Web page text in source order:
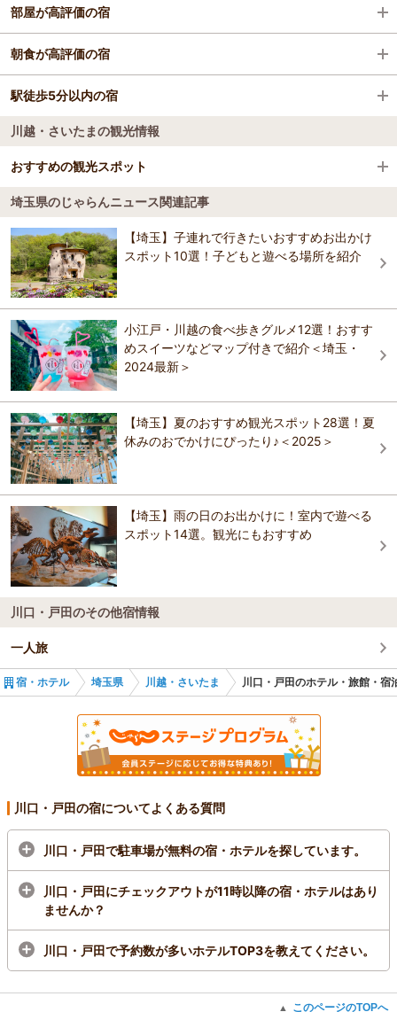
朝霞駅
戸田公園駅
北朝霞駅
南鳩ケ谷駅
川口元郷駅
蔵造りの町並み
時の鐘
大宮公園
羊山公園の芝桜
さいたま市大宮盆栽美術館
部屋が高評価の宿
パレスホテル大宮
レフ大宮 by ベッセルホテルズ【大浴場・サウナ完
備】
イージーステイ大宮
掬水亭（プリンスホテルズ＆リゾーツ）
ホテルニュー埼玉
ロイヤルパインズホテル浦和
ホテルアークワン 大宮・中浦和駅前（旧 プラザホ
テル浦和）
川越プリンスホテル
天然温泉 スーパーホテルPremierさいたま・大宮駅
東口
朝食が高評価の宿
パレスホテル大宮
レフ大宮 by ベッセルホテルズ【大浴場・サウナ完
備】
川越第一ホテル
川越東武ホテル
イージーステイ大宮
掬水亭（プリンスホテルズ＆リゾーツ）
ロイヤルパインズホテル浦和
川越プリンスホテル
天然温泉 スーパーホテルPremierさいたま・大宮駅
東口
アパホテル〈さいたま新都心駅北〉
駅徒歩5分以内の宿
パレスホテル大宮
レフ大宮 by ベッセルホテルズ【大浴場・サウナ完
備】
川越第一ホテル
川越東武ホテル
イージーステイ大宮
掬水亭（プリンスホテルズ＆リゾーツ）
ホテルニュー埼玉
ホテルトレンド大宮
アパホテル〈埼玉上尾駅前〉
HOTELメイン
川越・さいたまの観光情報
おすすめの観光スポット
おふろの王様和光店
3.6
和光店の大浴場には、地下1,500mから湧出した美人の湯といわれる自
家源泉や、高濃度炭酸温泉を9種のお風呂を体験することができます。
中でも露天風呂の高濃度炭酸温泉は、自家源泉と高濃度炭酸温泉のハ
イブリッド。療養泉と同濃度の炭酸泉になっているので、疲労回復や
美肌、関節痛の緩和などの効果が期待できます。 ほかにも露天風呂に
は、色違いの陶器製で楕円形の湯船が3つ並ぶつぼ湯温泉や41～42℃
に設定されたあつ湯温泉、湯船につかりつつ寝ころべる寝ころび温泉
があります。「KamakuLounge（かまくらうんじ）」は、白とブルー
を基調とした北欧の森を思わせる非日常のリラックススペースで、カ
フェを併設した8つのゾーンがあり、お気に入りの場所で休息、読書、
室スペース「ワーキングポッド」に、白いドーム型テントの「かまく
ら」、床暖房に控えめの照明を備えた女性専用エリア「ホットエリ
ア」など、最高のくつろぎ空間でゆったりとお寛ぎください。
埼玉県のじゃらんニュース関連記事
【埼玉】子連れで行きたいおすすめお出かけ
スポット10選！子どもと遊べる場所を紹介
小江戸・川越の食べ歩きグルメ12選！おすす
めスイーツなどマップ付きで紹介＜埼玉・
2024最新＞
【埼玉】夏のおすすめ観光スポット28選！夏
休みのおでかけにぴったり♪＜2025＞
【埼玉】雨の日のお出かけに！室内で遊べる
スポット14選。観光にもおすすめ
川口・戸田のその他宿情報
一人旅
宿・ホテル 埼玉県 川越・さいたま 川口・戸田のホテル・旅館・宿
川口・戸田の宿についてよくある質問
川口・戸田で駐車場が無料の宿・ホテルを探しています。
川口・戸田にチェックアウトが11時以降の宿・ホテルはあり
ませんか？
川口・戸田で予約数が多いホテルTOP3を教えてください。
▲ このページのTOPへ